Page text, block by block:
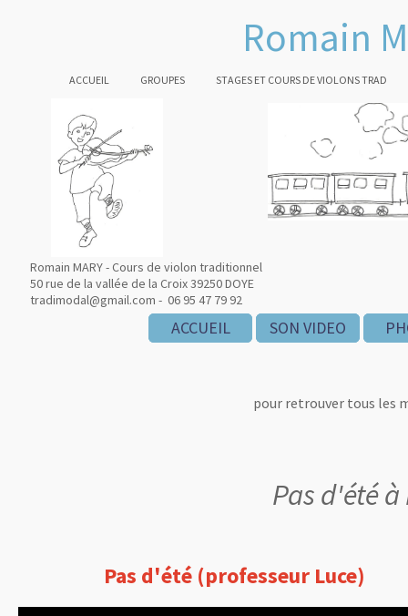
Romain
ACCUEIL GROUPES STAGES ET COURS DE VIOLONS TRAD
Romain MARY - Cours de violon traditionnel
50 rue de la vallée de la Croix 39250 DOYE
tradimodal@gmail.com - 06 95 47 79 92
ACCUEIL
ACCUEIL SON VIDEO
SON VIDEO
SON VIDEO
ACCUEIL
pour retrouver tous les
Pas d'été
Pas d'été (professeur Luce)